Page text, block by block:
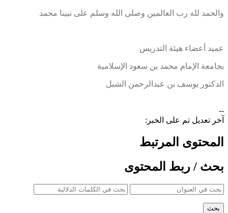
والحمد لله رب العالمين وصلى الله وسلم على نبينا محمد
عميد أعضاء هيئة التدريس
بجامعة الإمام محمد بن سعود الإسلامية
الدكتور يوسف بن عبدالرحمن الشبل
--
آخر تعديل تم على الخبر:
المحتوى المرتبط
بحث / ربط المحتوى